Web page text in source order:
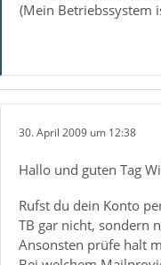
(Mein Betriebssystem
30. April 2009 um 12:38
Hallo und guten Tag
Rufst du dein Konto
TB gar nicht, sondern
Ansonsten prüfe halt